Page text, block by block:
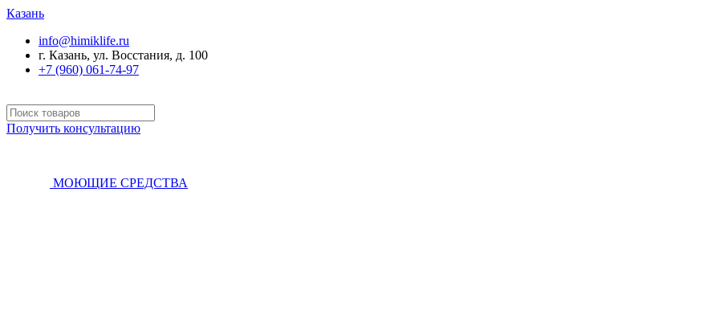
Казань
info@himiklife.ru
г. Казань, ул. Восстания, д. 100
+7 (960) 061-74-97
Получить консультацию
МОЮЩИЕ СРЕДСТВА